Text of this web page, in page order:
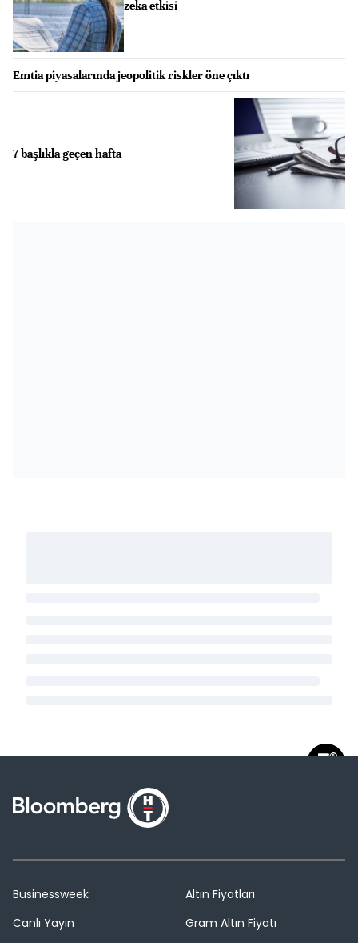
zeka etkisi
Emtia piyasalarında jeopolitik riskler öne çıktı
7 başlıkla geçen hafta
Businessweek
Canlı Yayın
Altın Fiyatları
Gram Altın Fiyatı